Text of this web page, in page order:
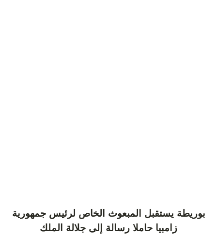
بوريطة يستقبل المبعوث الخاص لرئيس جمهورية
زامبيا حاملا رسالة إلى جلالة الملك